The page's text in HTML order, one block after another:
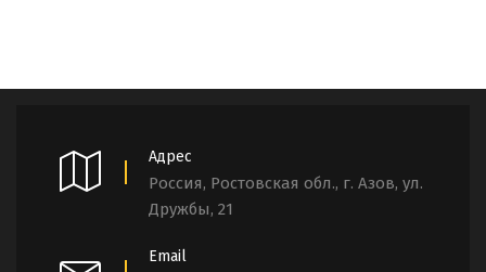
Адрес
Россия, Ростовская обл., г. Азов, ул.
Дружбы, 21
Email